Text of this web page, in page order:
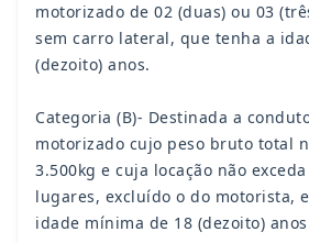
motorizado de 02 (duas) ou 03
sem carro lateral, que tenha a
(dezoito) anos.
Categoria (B)- Destinada a
motorizado cujo peso bruto total
3.500kg e cuja locação não
lugares, excluído o do motorista,
idade mínima de 18 (dezoito)